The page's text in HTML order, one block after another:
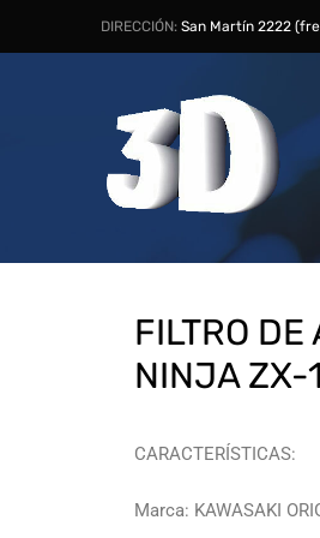
DIRECCIÓN: San Martín 2222
FILTRO DE
NINJA
CARACTERÍSTICAS:
Marca: KAWASAKI